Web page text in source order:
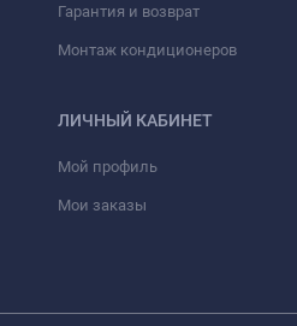
Гарантия и возврат
Монтаж кондиционеров
ЛИЧНЫЙ КАБИНЕТ
Мой профиль
Мои заказы